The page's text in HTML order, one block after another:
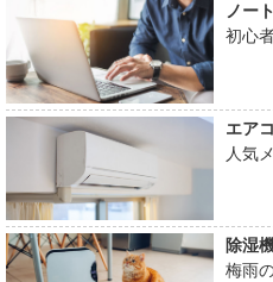
ノー
初心
エア
人気
除湿
梅雨